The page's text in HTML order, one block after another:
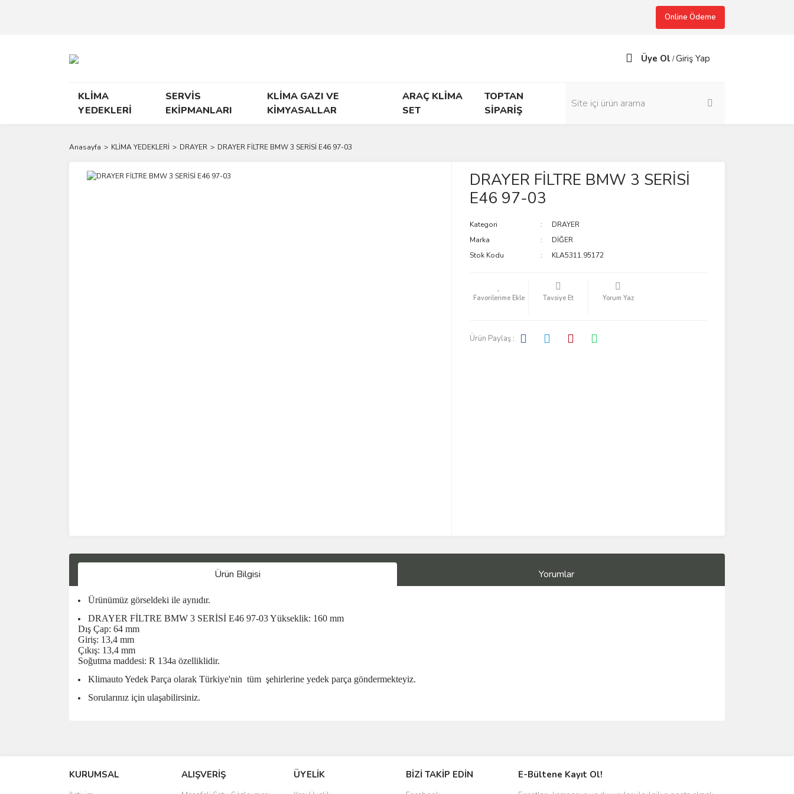
Online Ödeme
Üye Ol /Giriş Yap
KLİMA
YEDEKLERİ
SERVİS
EKİPMANLARI
KLİMA GAZI VE
KİMYASALLAR
ARAÇ KLİMA
SET
TOPTAN
SİPARİŞ
Anasayfa KLİMA YEDEKLERİ DRAYER DRAYER FİLTRE BMW 3 SERİSİ E46 97-03
DRAYER FİLTRE BMW 3 SERİSİ
E46 97-03
Kategori
DRAYER
Marka
DİĞER
Stok Kodu
KLA5311.95172
Tavsiye Et Yorum Yaz
Ürün Paylaş :
Ürün Bilgisi Yorumlar
Ürünümüz görseldeki ile aynıdır.
DRAYER FİLTRE BMW 3 SERİSİ E46 97-03 Yükseklik: 160 mm
Dış Çap: 64 mm
Giriş: 13,4 mm
Çıkış: 13,4 mm
Soğutma maddesi: R 134a özelliklidir.
Klimauto Yedek Parça olarak Türkiye'nin tüm şehirlerine yedek parça göndermekteyiz.
Sorularınız için ulaşabilirsiniz.
Yorum Yaz
KURUMSAL ALIŞVERİŞ ÜYELİK BİZİ TAKİP EDİN E-Bültene Kayıt Ol!